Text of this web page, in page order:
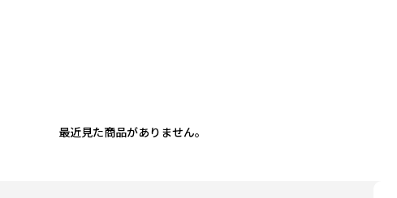
最近見た商品がありません。